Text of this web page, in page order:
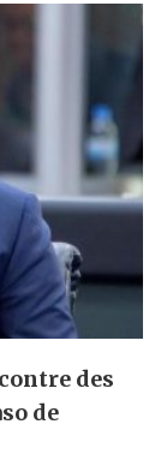
des
de